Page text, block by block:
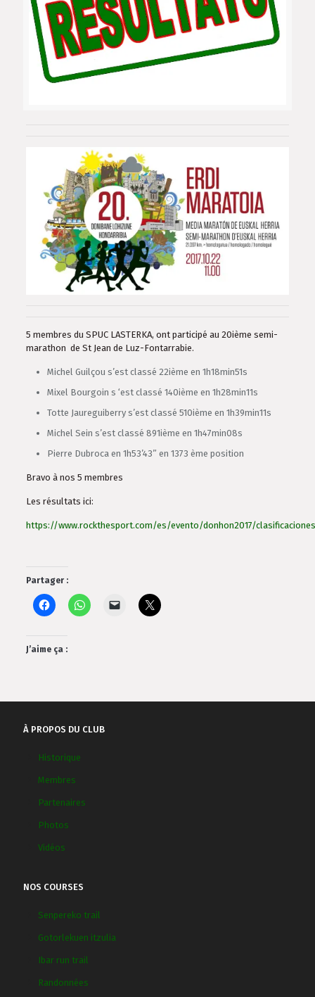
5 membres du SPUC LASTERKA, ont participé au 20ième semi-
marathon de St Jean de Luz-Fontarrabie.
Michel Guilçou s’est classé 22ième en 1h18min51s
Mixel Bourgoin s ‘est classé 140ième en 1h28min11s
Totte Jaureguiberry s’est classé 510ième en 1h39min11s
Michel Sein s’est classé 891ième en 1h47min08s
Pierre Dubroca en 1h53’43” en 1373 ème position
Bravo à nos 5 membres
Les résultats ici:
https://www.rockthesport.com/es/evento/donhon2017/clasificaciones
Partager :
J’aime ça :
À PROPOS DU CLUB
Historique
Membres
Partenaires
Photos
Vidéos
NOS COURSES
Senpereko trail
Gotorlekuen itzulia
Ibar run trail
Randonnées